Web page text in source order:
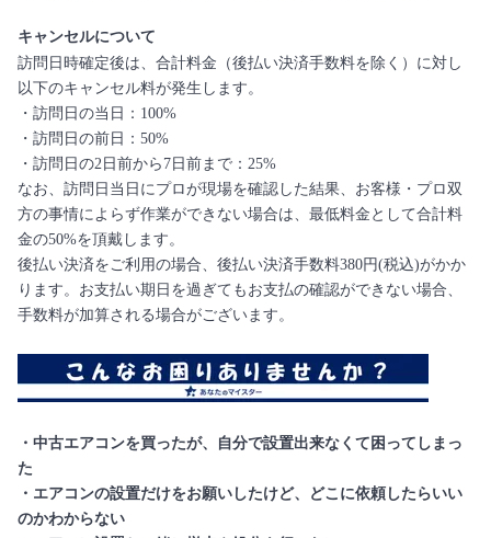
キャンセルについて
訪問日時確定後は、合計料金（後払い決済手数料を除く）に対し
以下のキャンセル料が発生します。
・訪問日の当日：100%
・訪問日の前日：50%
・訪問日の2日前から7日前まで：25%
なお、訪問日当日にプロが現場を確認した結果、お客様・プロ双
方の事情によらず作業ができない場合は、最低料金として合計料
金の50%を頂戴します。
後払い決済をご利用の場合、後払い決済手数料380円(税込)がかか
ります。お支払い期日を過ぎてもお支払の確認ができない場合、
手数料が加算される場合がございます。
・中古エアコンを買ったが、自分で設置出来なくて困ってしまっ
た
・エアコンの設置だけをお願いしたけど、どこに依頼したらいい
のかわからない